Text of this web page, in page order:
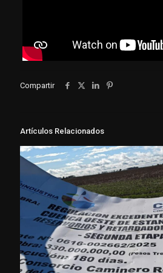
Compartir
Artículos Relacionados